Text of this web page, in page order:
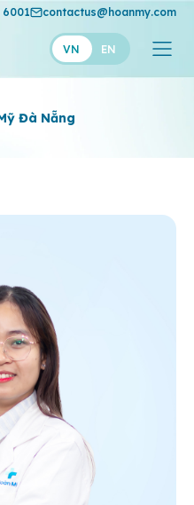
contactus@hoanmy.com
VN EN
Mỹ
Đà Nẵng